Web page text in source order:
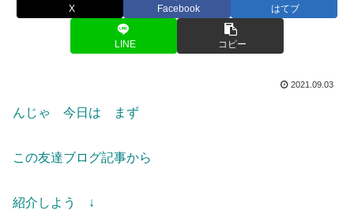
X Facebook はてブ
LINE コピー
2021.09.03
んじゃ 今日は まず
この友達ブログ記事から
紹介しよう ↓